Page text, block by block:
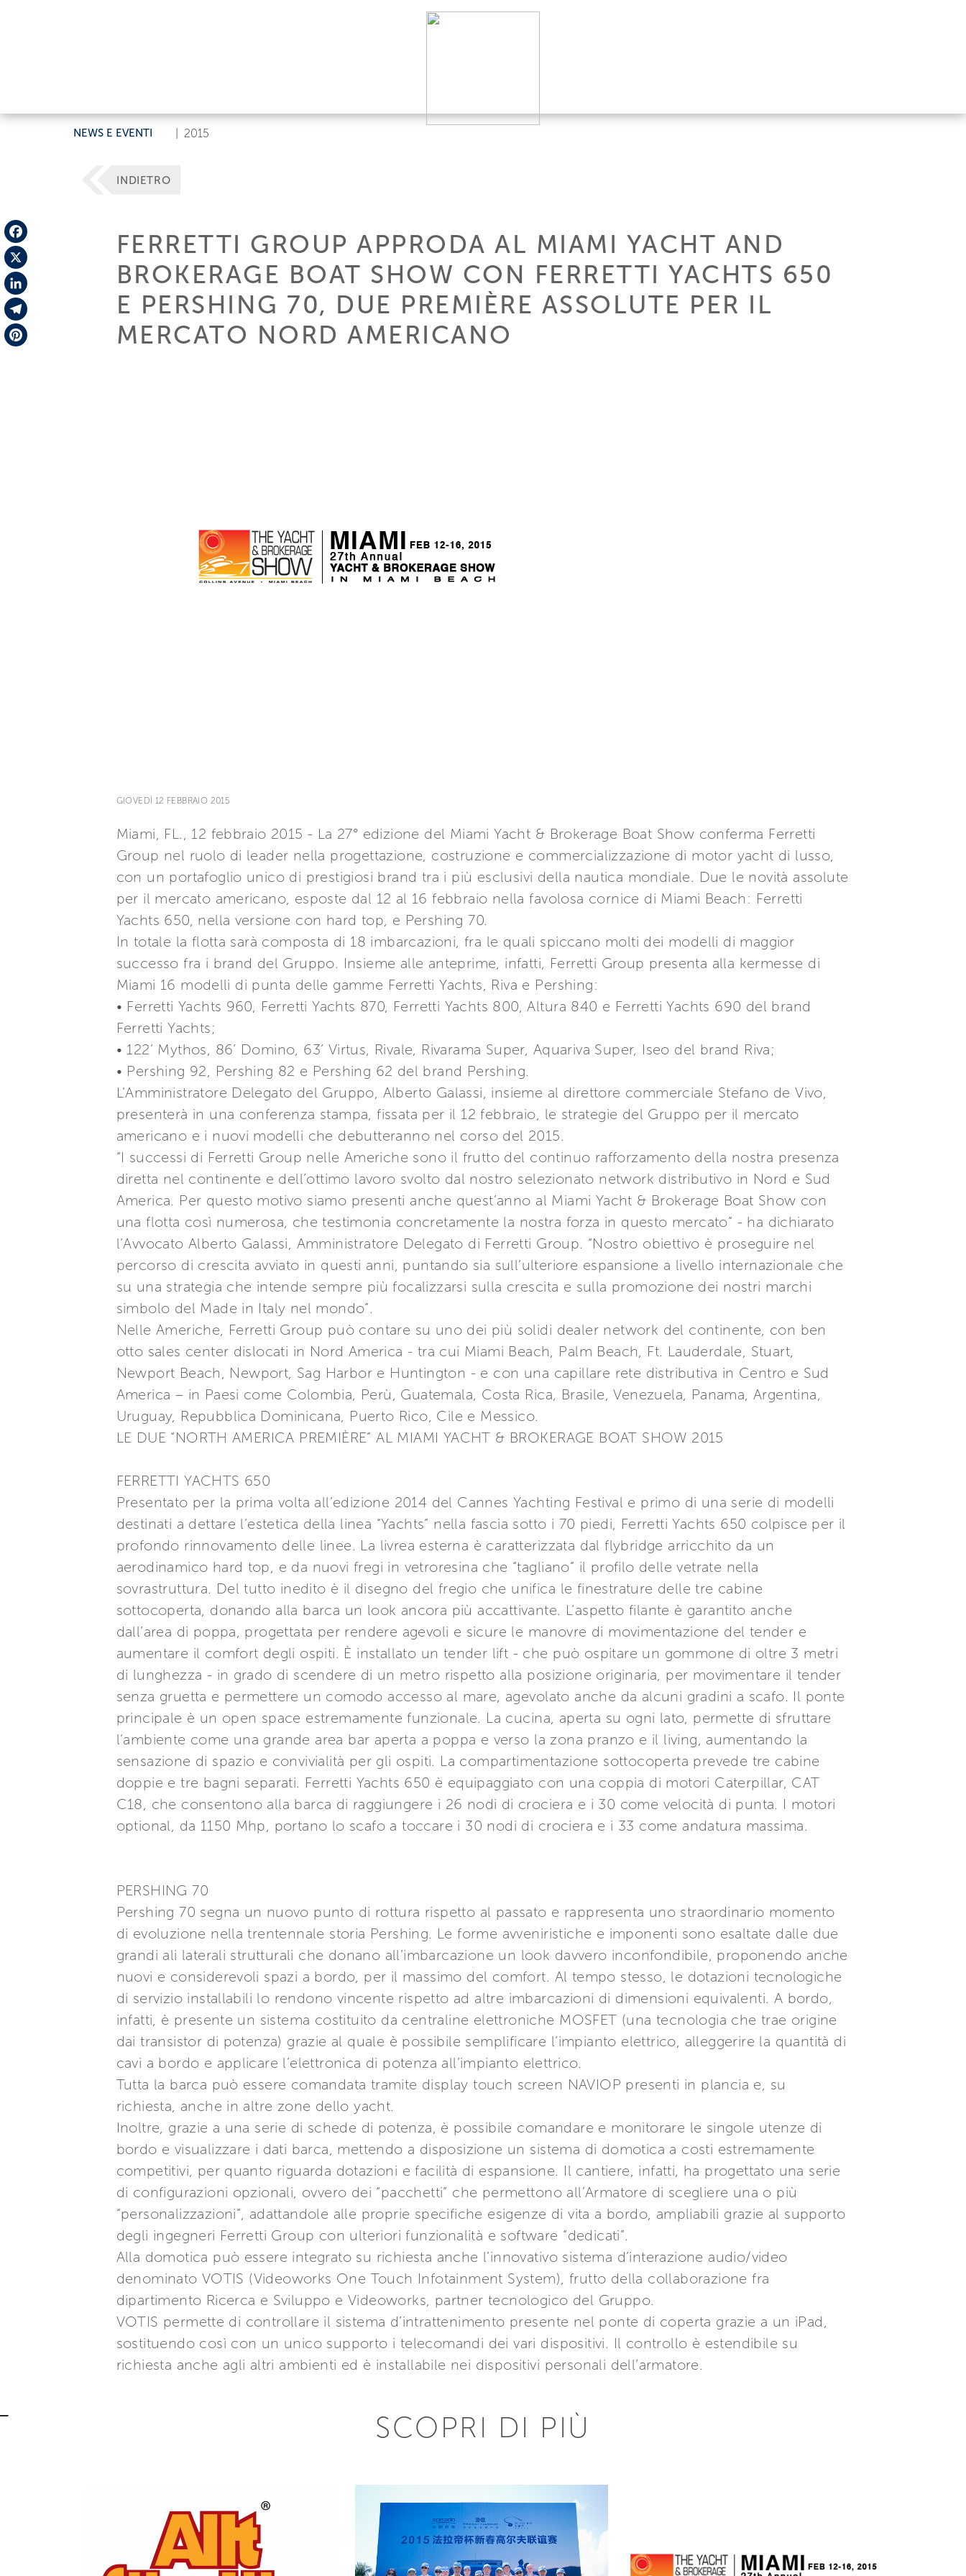
NEWS E EVENTI 2015
Facebook
X
LinkedIn
Telegram
INDIETRO
FERRETTI GROUP APPRODA AL MIAMI YACHT AND
BROKERAGE BOAT SHOW CON FERRETTI YACHTS 650
E PERSHING 70, DUE PREMIÈRE ASSOLUTE PER IL
MERCATO NORD AMERICANO
GIOVEDÌ 12 FEBBRAIO 2015
Miami, FL., 12 febbraio 2015 - La 27° edizione del Miami Yacht & Brokerage Boat Show conferma Ferretti
Group nel ruolo di leader nella progettazione, costruzione e commercializzazione di motor yacht di lusso,
con un portafoglio unico di prestigiosi brand tra i più esclusivi della nautica mondiale. Due le novità assolute
per il mercato americano, esposte dal 12 al 16 febbraio nella favolosa cornice di Miami Beach: Ferretti
Yachts 650, nella versione con hard top, e Pershing 70.
In totale la flotta sarà composta di 18 imbarcazioni, fra le quali spiccano molti dei modelli di maggior
successo fra i brand del Gruppo. Insieme alle anteprime, infatti, Ferretti Group presenta alla kermesse di
Miami 16 modelli di punta delle gamme Ferretti Yachts, Riva e Pershing:
• Ferretti Yachts 960, Ferretti Yachts 870, Ferretti Yachts 800, Altura 840 e Ferretti Yachts 690 del brand
Ferretti Yachts;
• 122’ Mythos, 86’ Domino, 63’ Virtus, Rivale, Rivarama Super, Aquariva Super, Iseo del brand Riva;
• Pershing 92, Pershing 82 e Pershing 62 del brand Pershing.
L’Amministratore Delegato del Gruppo, Alberto Galassi, insieme al direttore commerciale Stefano de Vivo,
presenterà in una conferenza stampa, fissata per il 12 febbraio, le strategie del Gruppo per il mercato
americano e i nuovi modelli che debutteranno nel corso del 2015.
“I successi di Ferretti Group nelle Americhe sono il frutto del continuo rafforzamento della nostra presenza
diretta nel continente e dell’ottimo lavoro svolto dal nostro selezionato network distributivo in Nord e Sud
America. Per questo motivo siamo presenti anche quest’anno al Miami Yacht & Brokerage Boat Show con
una flotta così numerosa, che testimonia concretamente la nostra forza in questo mercato” - ha dichiarato
l’Avvocato Alberto Galassi, Amministratore Delegato di Ferretti Group. “Nostro obiettivo è proseguire nel
percorso di crescita avviato in questi anni, puntando sia sull’ulteriore espansione a livello internazionale che
su una strategia che intende sempre più focalizzarsi sulla crescita e sulla promozione dei nostri marchi
simbolo del Made in Italy nel mondo”.
Nelle Americhe, Ferretti Group può contare su uno dei più solidi dealer network del continente, con ben
otto sales center dislocati in Nord America - tra cui Miami Beach, Palm Beach, Ft. Lauderdale, Stuart,
Newport Beach, Newport, Sag Harbor e Huntington - e con una capillare rete distributiva in Centro e Sud
America – in Paesi come Colombia, Perù, Guatemala, Costa Rica, Brasile, Venezuela, Panama, Argentina,
Uruguay, Repubblica Dominicana, Puerto Rico, Cile e Messico.
LE DUE “NORTH AMERICA PREMIÈRE” AL MIAMI YACHT & BROKERAGE BOAT SHOW 2015
FERRETTI YACHTS 650
Presentato per la prima volta all’edizione 2014 del Cannes Yachting Festival e primo di una serie di modelli
destinati a dettare l’estetica della linea “Yachts” nella fascia sotto i 70 piedi, Ferretti Yachts 650 colpisce per il
profondo rinnovamento delle linee. La livrea esterna è caratterizzata dal flybridge arricchito da un
aerodinamico hard top, e da nuovi fregi in vetroresina che “tagliano” il profilo delle vetrate nella
sovrastruttura. Del tutto inedito è il disegno del fregio che unifica le finestrature delle tre cabine
sottocoperta, donando alla barca un look ancora più accattivante. L’aspetto filante è garantito anche
dall’area di poppa, progettata per rendere agevoli e sicure le manovre di movimentazione del tender e
aumentare il comfort degli ospiti. È installato un tender lift - che può ospitare un gommone di oltre 3 metri
di lunghezza - in grado di scendere di un metro rispetto alla posizione originaria, per movimentare il tender
senza gruetta e permettere un comodo accesso al mare, agevolato anche da alcuni gradini a scafo. Il ponte
principale è un open space estremamente funzionale. La cucina, aperta su ogni lato, permette di sfruttare
l’ambiente come una grande area bar aperta a poppa e verso la zona pranzo e il living, aumentando la
sensazione di spazio e convivialità per gli ospiti. La compartimentazione sottocoperta prevede tre cabine
doppie e tre bagni separati. Ferretti Yachts 650 è equipaggiato con una coppia di motori Caterpillar, CAT
C18, che consentono alla barca di raggiungere i 26 nodi di crociera e i 30 come velocità di punta. I motori
optional, da 1150 Mhp, portano lo scafo a toccare i 30 nodi di crociera e i 33 come andatura massima.
PERSHING 70
Pershing 70 segna un nuovo punto di rottura rispetto al passato e rappresenta uno straordinario momento
di evoluzione nella trentennale storia Pershing. Le forme avveniristiche e imponenti sono esaltate dalle due
grandi ali laterali strutturali che donano all’imbarcazione un look davvero inconfondibile, proponendo anche
nuovi e considerevoli spazi a bordo, per il massimo del comfort. Al tempo stesso, le dotazioni tecnologiche
di servizio installabili lo rendono vincente rispetto ad altre imbarcazioni di dimensioni equivalenti. A bordo,
infatti, è presente un sistema costituito da centraline elettroniche MOSFET (una tecnologia che trae origine
dai transistor di potenza) grazie al quale è possibile semplificare l’impianto elettrico, alleggerire la quantità di
cavi a bordo e applicare l’elettronica di potenza all’impianto elettrico.
Tutta la barca può essere comandata tramite display touch screen NAVIOP presenti in plancia e, su
richiesta, anche in altre zone dello yacht.
Inoltre, grazie a una serie di schede di potenza, è possibile comandare e monitorare le singole utenze di
bordo e visualizzare i dati barca, mettendo a disposizione un sistema di domotica a costi estremamente
competitivi, per quanto riguarda dotazioni e facilità di espansione. Il cantiere, infatti, ha progettato una serie
di configurazioni opzionali, ovvero dei “pacchetti” che permettono all’Armatore di scegliere una o più
“personalizzazioni”, adattandole alle proprie specifiche esigenze di vita a bordo, ampliabili grazie al supporto
degli ingegneri Ferretti Group con ulteriori funzionalità e software “dedicati”.
Alla domotica può essere integrato su richiesta anche l’innovativo sistema d’interazione audio/video
denominato VOTIS (Videoworks One Touch Infotainment System), frutto della collaborazione fra
dipartimento Ricerca e Sviluppo e Videoworks, partner tecnologico del Gruppo.
VOTIS permette di controllare il sistema d’intrattenimento presente nel ponte di coperta grazie a un iPad,
sostituendo così con un unico supporto i telecomandi dei vari dispositivi. Il controllo è estendibile su
richiesta anche agli altri ambienti ed è installabile nei dispositivi personali dell’armatore.
SCOPRI DI PIÙ